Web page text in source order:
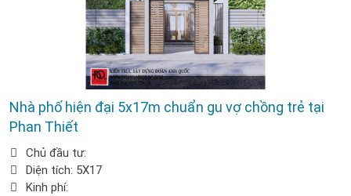
Nhà phố hiện đại 5x17m chuẩn gu vợ chồng trẻ tại
Phan Thiết
Chủ đầu tư:
Diện tích: 5X17
Kinh phí: